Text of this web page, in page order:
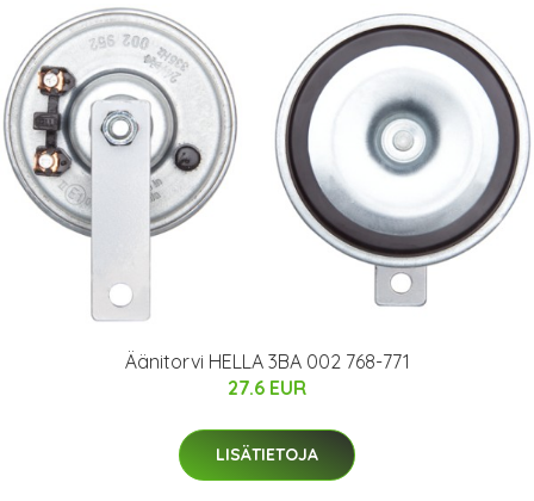
Äänitorvi HELLA 3BA 002 768-771
27.6 EUR
LISÄTIETOJA